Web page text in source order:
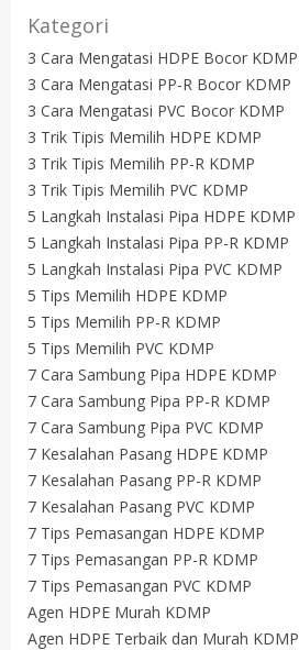
Kategori
3 Cara Mengatasi HDPE Bocor KDMP
3 Cara Mengatasi PP-R Bocor KDMP
3 Cara Mengatasi PVC Bocor KDMP
3 Trik Tipis Memilih HDPE KDMP
3 Trik Tipis Memilih PP-R KDMP
3 Trik Tipis Memilih PVC KDMP
5 Langkah Instalasi Pipa HDPE KDMP
5 Langkah Instalasi Pipa PP-R KDMP
5 Langkah Instalasi Pipa PVC KDMP
5 Tips Memilih HDPE KDMP
5 Tips Memilih PP-R KDMP
5 Tips Memilih PVC KDMP
7 Cara Sambung Pipa HDPE KDMP
7 Cara Sambung Pipa PP-R KDMP
7 Cara Sambung Pipa PVC KDMP
7 Kesalahan Pasang HDPE KDMP
7 Kesalahan Pasang PP-R KDMP
7 Kesalahan Pasang PVC KDMP
7 Tips Pemasangan HDPE KDMP
7 Tips Pemasangan PP-R KDMP
7 Tips Pemasangan PVC KDMP
Agen HDPE Murah KDMP
Agen HDPE Terbaik dan Murah KDMP